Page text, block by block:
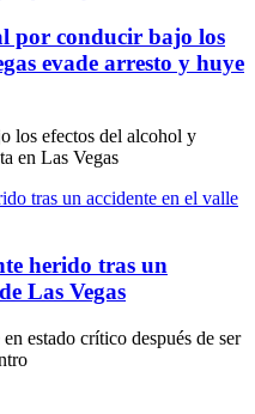
por conducir bajo los
evade arresto y huye
los efectos del alcohol y
en Las Vegas
herido tras un
Las Vegas
estado crítico después de ser